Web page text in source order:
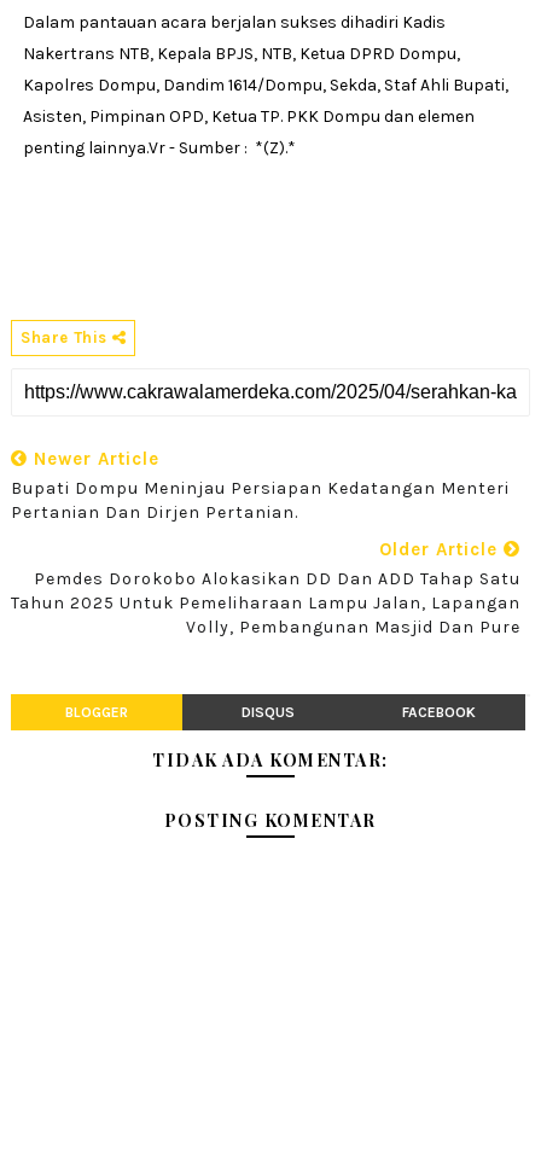
Dalam pantauan acara berjalan sukses dihadiri Kadis
Nakertrans NTB, Kepala BPJS, NTB, Ketua DPRD Dompu,
Kapolres Dompu, Dandim 1614/Dompu, Sekda, Staf Ahli Bupati,
Asisten, Pimpinan OPD, Ketua TP. PKK Dompu dan elemen
penting lainnya.Vr - Sumber : *(Z).*
Share This
Newer Article
Bupati Dompu Meninjau Persiapan Kedatangan Menteri
Pertanian Dan Dirjen Pertanian.
Older Article
Pemdes Dorokobo Alokasikan DD Dan ADD Tahap Satu
Tahun 2025 Untuk Pemeliharaan Lampu Jalan, Lapangan
Volly, Pembangunan Masjid Dan Pure
BLOGGER DISQUS FACEBOOK
TIDAK ADA KOMENTAR:
POSTING KOMENTAR